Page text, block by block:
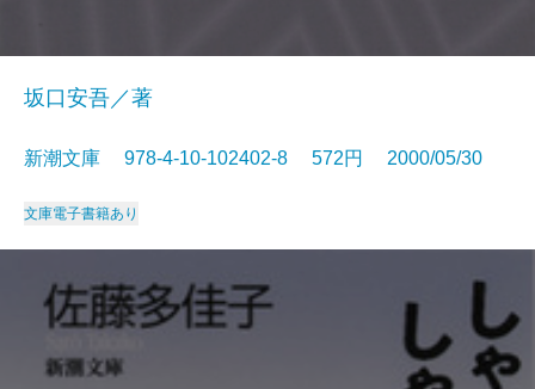
坂口安吾／著
新潮文庫 978-4-10-102402-8 572円 2000/05/30
文庫電子書籍あり